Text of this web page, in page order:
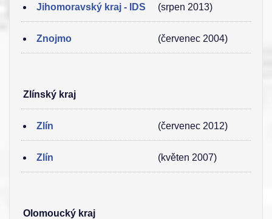
Jihomoravský kraj - IDS (srpen 2013)
Znojmo (červenec 2004)
Zlínský kraj
Zlín (červenec 2012)
Zlín (květen 2007)
Olomoucký kraj